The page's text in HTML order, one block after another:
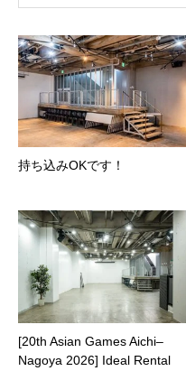
持ち込みOKです！
[20th Asian Games Aichi–
Nagoya 2026] Ideal Rental